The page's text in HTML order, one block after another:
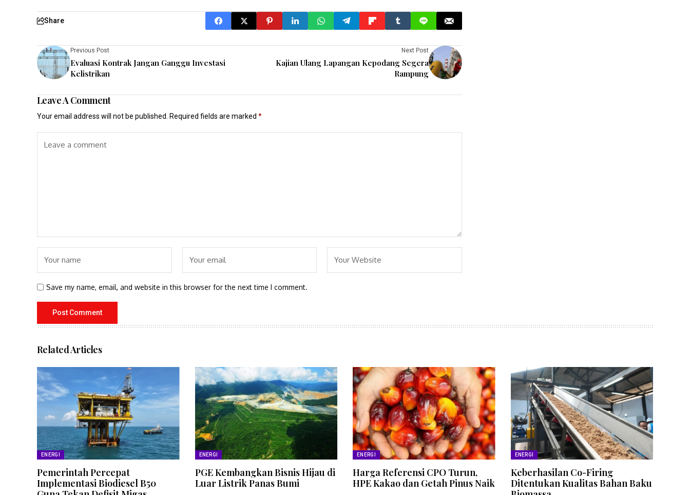
Share
Previous Post
Evaluasi Kontrak Jangan Ganggu Investasi
Kelistrikan
Next Post
Kajian Ulang Lapangan Kepodang Segera
Rampung
Leave A Comment
Your email address will not be published. Required fields are marked *
Save my name, email, and website in this browser for the next time I comment.
Related Articles
ENERGI
Pemerintah Percepat
Implementasi Biodiesel B50
ENERGI
PGE Kembangkan Bisnis Hijau di
Luar Listrik Panas Bumi
ENERGI
Harga Referensi CPO Turun,
HPE Kakao dan Getah Pinus Naik
ENERGI
Keberhasilan Co-Firing
Ditentukan Kualitas Bahan Baku